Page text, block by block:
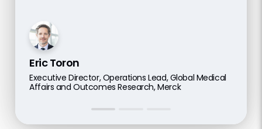
Eric Toron
Executive Director, Operations Lead, Global Medical
Affairs and Outcomes Research, Merck
Pascal Vande Gucht
Head, Medical Digital & Analytical Solutions, UCB
Georgios Tramountanis
Data, Digital and Technology, Global Medical Core
Capabilities – Global Portfolio Division, Takeda